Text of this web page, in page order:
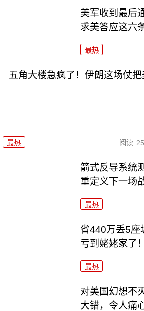
美军收到最后
求美答应这六
最热
五角大楼急疯了！伊朗这场仗把
最热 阅读
箭式反导系统
重定义下一场
最热
省440万丢5座
亏到姥姥家了！
最热
对美国幻想不
大错，令人痛